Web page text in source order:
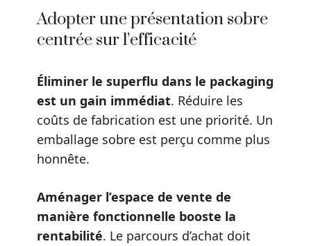
Adopter une présentation sobre
centrée sur l’efficacité
Éliminer le superflu dans le packaging
est un gain immédiat. Réduire les
coûts de fabrication est une priorité. Un
emballage sobre est perçu comme plus
honnête.
Aménager l’espace de vente de
manière fonctionnelle booste la
rentabilité. Le parcours d’achat doit